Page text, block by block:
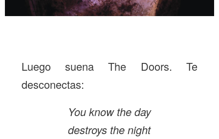
Luego suena The Doors. Te
desconectas:
You know the day
destroys the night